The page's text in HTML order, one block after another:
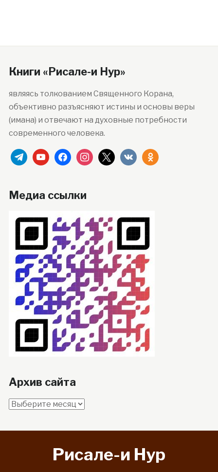
Книги «Рисале-и Нур»
являясь толкованием Священного Корана,
объективно разъясняют истины и основы веры
(имана) и отвечают на духовные потребности
современного человека.
telegramyoutubefacebookinstagram
x vkontakteodnoklassniki
Медиа ссылки
Архив сайта
Архив
Рисале-и Hyp